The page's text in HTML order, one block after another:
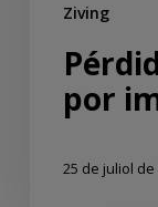
Ziving
por
25 de juliol de